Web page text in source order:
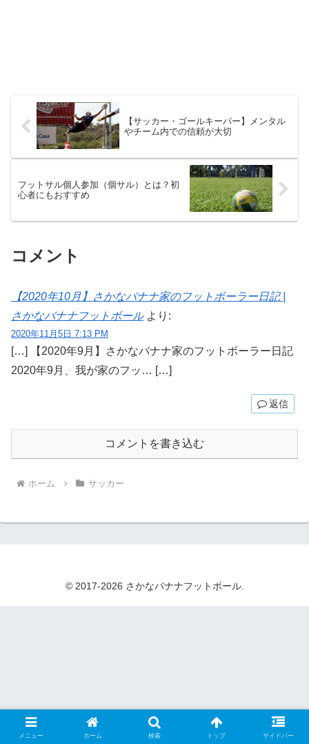
【サッカー・ゴールキーパー】メンタル
やチーム内での信頼が大切
フットサル個人参加（個サル）とは？初
心者にもおすすめ
コメント
【2020年10月】さかなバナナ家のフットボーラー日記 |
さかなバナナフットボール より:
2020年11月5日 7:13 PM
[…] 【2020年9月】さかなバナナ家のフットボーラー日記
2020年9月、我が家のフッ… […]
返信
コメントを書き込む
ホーム サッカー
© 2017-2026 さかなバナナフットボール.
メニュー ホーム 検索 トップ サイドバー